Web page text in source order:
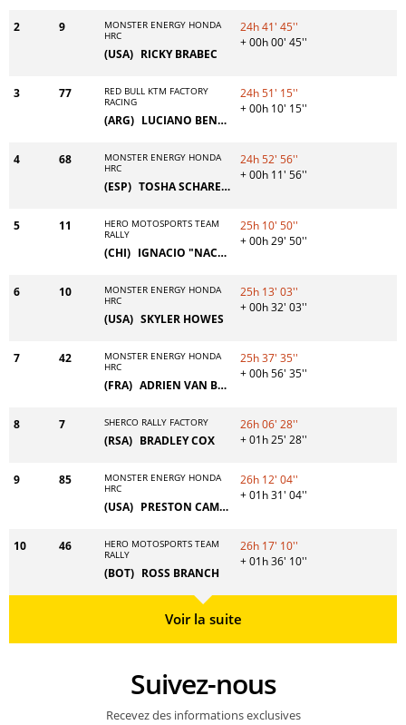
2 9
MONSTER ENERGY HONDA
HRC
(USA) RICKY BRABEC
24h 41' 45''
+ 00h 00' 45''
3 77
RED BULL KTM FACTORY
RACING
(ARG) LUCIANO BENAVIDES
24h 51' 15''
+ 00h 10' 15''
4 68
MONSTER ENERGY HONDA
HRC
(ESP) TOSHA SCHAREINA
24h 52' 56''
+ 00h 11' 56''
5 11
HERO MOTOSPORTS TEAM
RALLY
(CHI) IGNACIO "NACHO" CORNEJO
25h 10' 50''
+ 00h 29' 50''
6 10
MONSTER ENERGY HONDA
HRC
(USA) SKYLER HOWES
25h 13' 03''
+ 00h 32' 03''
7 42
MONSTER ENERGY HONDA
HRC
(FRA) ADRIEN VAN BEVEREN
25h 37' 35''
+ 00h 56' 35''
8 7 SHERCO RALLY FACTORY
(RSA) BRADLEY COX
26h 06' 28''
+ 01h 25' 28''
9 85
MONSTER ENERGY HONDA
HRC
(USA) PRESTON CAMPBELL
26h 12' 04''
+ 01h 31' 04''
10 46
HERO MOTOSPORTS TEAM
RALLY
(BOT) ROSS BRANCH
26h 17' 10''
+ 01h 36' 10''
Voir la suite
Suivez-nous
Recevez des informations exclusives